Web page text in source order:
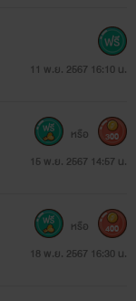
11 พ.ย. 2567 16:10 น.
15 พ.ย. 2567 14:57 น.
หรือ 300
18 พ.ย. 2567 16:30 น.
หรือ 400